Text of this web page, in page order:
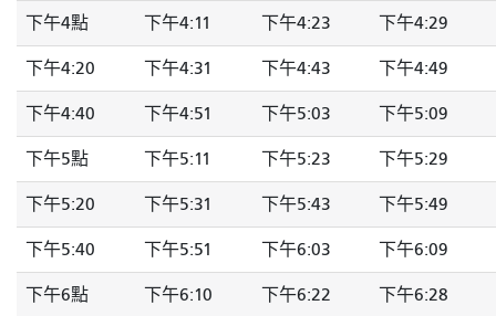
下午4點 下午4:11 下午4:23 下午4:29
下午4:20 下午4:31 下午4:43 下午4:49
下午4:40 下午4:51 下午5:03 下午5:09
下午5點 下午5:11 下午5:23 下午5:29
下午5:20 下午5:31 下午5:43 下午5:49
下午5:40 下午5:51 下午6:03 下午6:09
下午6點 下午6:10 下午6:22 下午6:28